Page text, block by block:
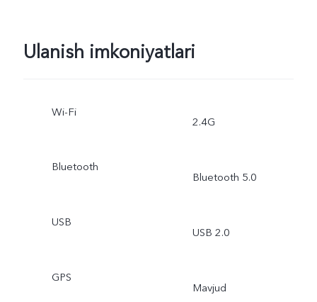
Ulanish imkoniyatlari
Wi-Fi
2.4G
Bluetooth
Bluetooth 5.0
USB
USB 2.0
GPS
Mavjud